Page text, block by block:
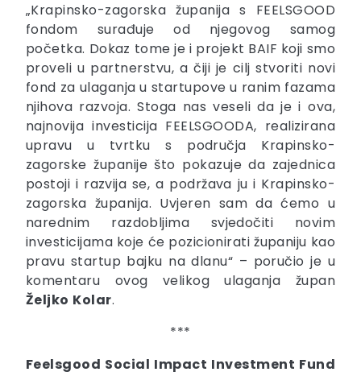
„Krapinsko-zagorska županija s FEELSGOOD
fondom surađuje od njegovog samog
početka. Dokaz tome je i projekt BAIF koji smo
proveli u partnerstvu, a čiji je cilj stvoriti novi
fond za ulaganja u startupove u ranim fazama
njihova razvoja. Stoga nas veseli da je i ova,
najnovija investicija FEELSGOODA, realizirana
upravu u tvrtku s područja Krapinsko-
zagorske županije što pokazuje da zajednica
postoji i razvija se, a podržava ju i Krapinsko-
zagorska županija. Uvjeren sam da ćemo u
narednim razdobljima svjedočiti novim
investicijama koje će pozicionirati županiju kao
pravu startup bajku na dlanu“ – poručio je u
komentaru ovog velikog ulaganja župan
Željko Kolar.
***
Feelsgood Social Impact Investment Fund